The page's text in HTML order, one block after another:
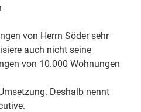
von Herrn Söder sehr
auch nicht seine
von 10.000 Wohnungen
Deshalb nennt